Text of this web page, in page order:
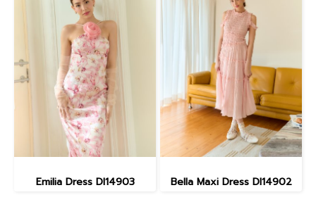
Emilia Dress DI14903 Bella Maxi Dress DI14902